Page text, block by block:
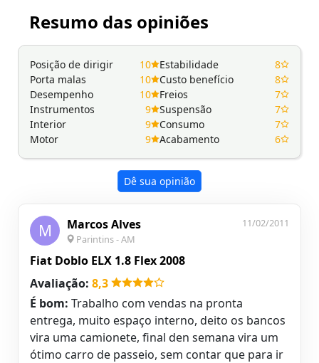
Resumo das opiniões
Posição de dirigir
10
Porta malas
10
Desempenho
10
Instrumentos
9
Interior
9
Motor
9
Estabilidade
8
Custo benefício
8
Freios
7
Suspensão
7
Consumo
7
Acabamento
6
Dê sua opinião
M Marcos Alves
Parintins - AM
11/02/2011
Fiat Doblo ELX 1.8 Flex 2008
Avaliação: 8,3
É bom: Trabalho com vendas na pronta
entrega, muito espaço interno, deito os bancos
vira uma camionete, final den semana vira um
ótimo carro de passeio, sem contar que para ir